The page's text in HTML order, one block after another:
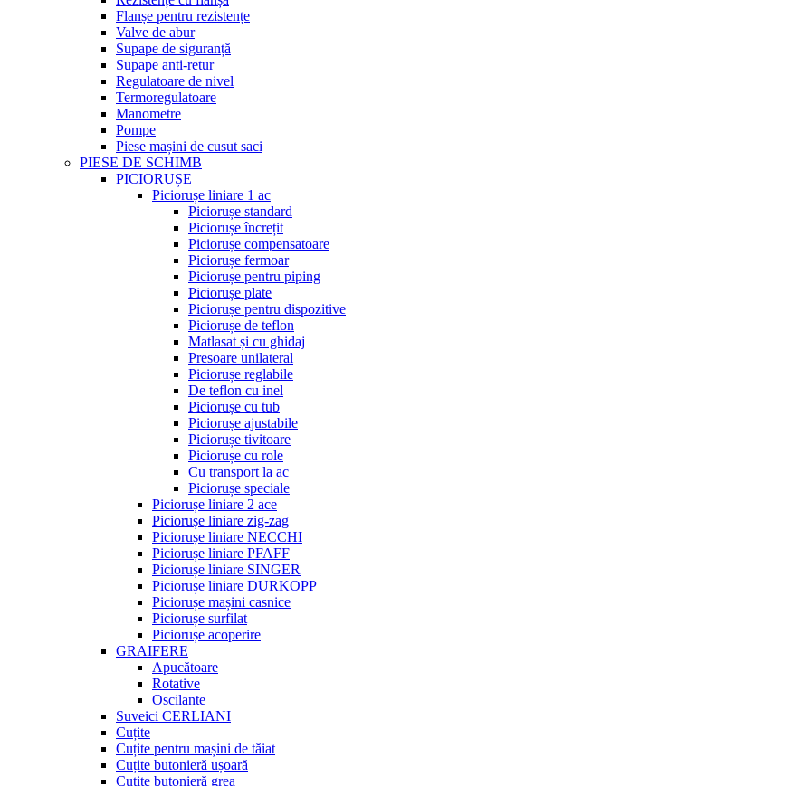
Flanșe pentru rezistențe
Valve de abur
Supape de siguranță
Supape anti-retur
Regulatoare de nivel
Termoregulatoare
Manometre
Pompe
Piese mașini de cusut saci
PIESE DE SCHIMB
PICIORUȘE
Piciorușe liniare 1 ac
Piciorușe standard
Piciorușe încrețit
Piciorușe compensatoare
Piciorușe fermoar
Piciorușe pentru piping
Piciorușe plate
Piciorușe pentru dispozitive
Piciorușe de teflon
Matlasat și cu ghidaj
Presoare unilateral
Piciorușe reglabile
De teflon cu inel
Piciorușe cu tub
Piciorușe ajustabile
Piciorușe tivitoare
Piciorușe cu role
Cu transport la ac
Piciorușe speciale
Piciorușe liniare 2 ace
Piciorușe liniare zig-zag
Piciorușe liniare NECCHI
Piciorușe liniare PFAFF
Piciorușe liniare SINGER
Piciorușe liniare DURKOPP
Piciorușe mașini casnice
Piciorușe surfilat
Piciorușe acoperire
GRAIFERE
Apucătoare
Rotative
Oscilante
Suveici CERLIANI
Cuțite
Cuțite pentru mașini de tăiat
Cuțite butonieră ușoară
Cuțite butonieră grea